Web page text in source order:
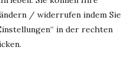
/ widerrufen indem Sie
in der rechten
WIRKUNG: I